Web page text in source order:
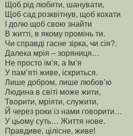
Щоб рід любити, шанувати,
Щоб сад розквітнув, щоб кохати
І долю щоб свою знайти
В житті, в якому промінь ти.
Чи справді гасне зірка, чи сія?.
Далека мрія – зоряниця…
Не просто ім’я, а Ім’я
У пам’яті живе, іскриться.
Лише добром, лише любов’ю
Людина в світі може жити,
Творити, мріяти, служити,
Й через роки із нами говорити…
У цьому суть… Життя нове.
Правдиве, цілісне, живе!